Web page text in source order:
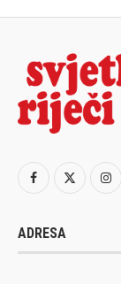
ADRESA